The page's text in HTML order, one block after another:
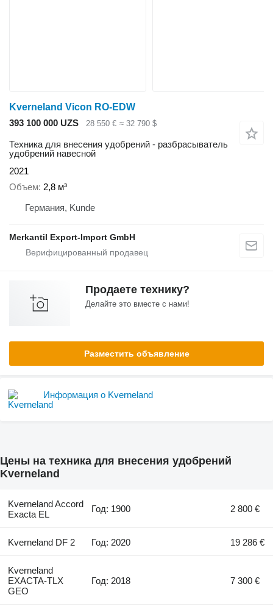
Kverneland Vicon RO-EDW
393 100 000 UZS
28 550 € ≈ 32 790 $
Техника для внесения удобрений - разбрасыватель
удобрений навесной
2021
Объем 2,8 м³
Германия, Kunde
Merkantil Export-Import GmbH
Продаете технику?
Делайте это вместе с нами!
Разместить объявление
Информация о Kverneland
Цены на техника для внесения удобрений
Kverneland
Kverneland Accord
Exacta EL
Год: 1900 2 800 €
Kverneland DF 2 Год: 2020 19 286 €
Kverneland
EXACTA-TLX
GEO
Год: 2018 7 300 €